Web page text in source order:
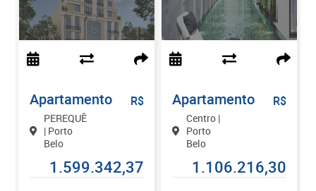
Apartamento
PEREQUÊ
| Porto
Belo
R$
1.599.342,37
Apartamento
Centro |
Porto
Belo
R$
1.106.216,30